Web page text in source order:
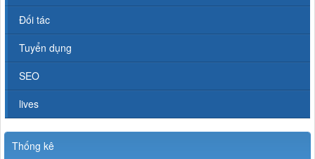
Đối tác
Tuyển dụng
SEO
lives
Thống kê